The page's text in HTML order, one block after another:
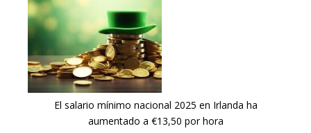
El salario mínimo nacional 2025 en Irlanda ha
aumentado a €13,50 por hora